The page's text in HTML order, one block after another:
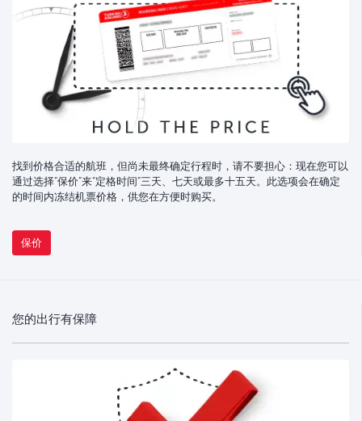
找到价格合适的航班，但尚未最终确定行程时，请不要担心：现在您可以
通过选择“保价”来“定格时间”三天、七天或最多十五天。此选项会在确定
的时间内冻结机票价格，供您在方便时购买。
保价
您的出行有保障